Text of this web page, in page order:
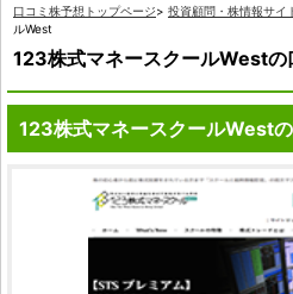
口コミ株予想トップページ> 投資顧問・株情報サイ
ルWest
123株式マネースクールWestの
123株式マネースクールWest